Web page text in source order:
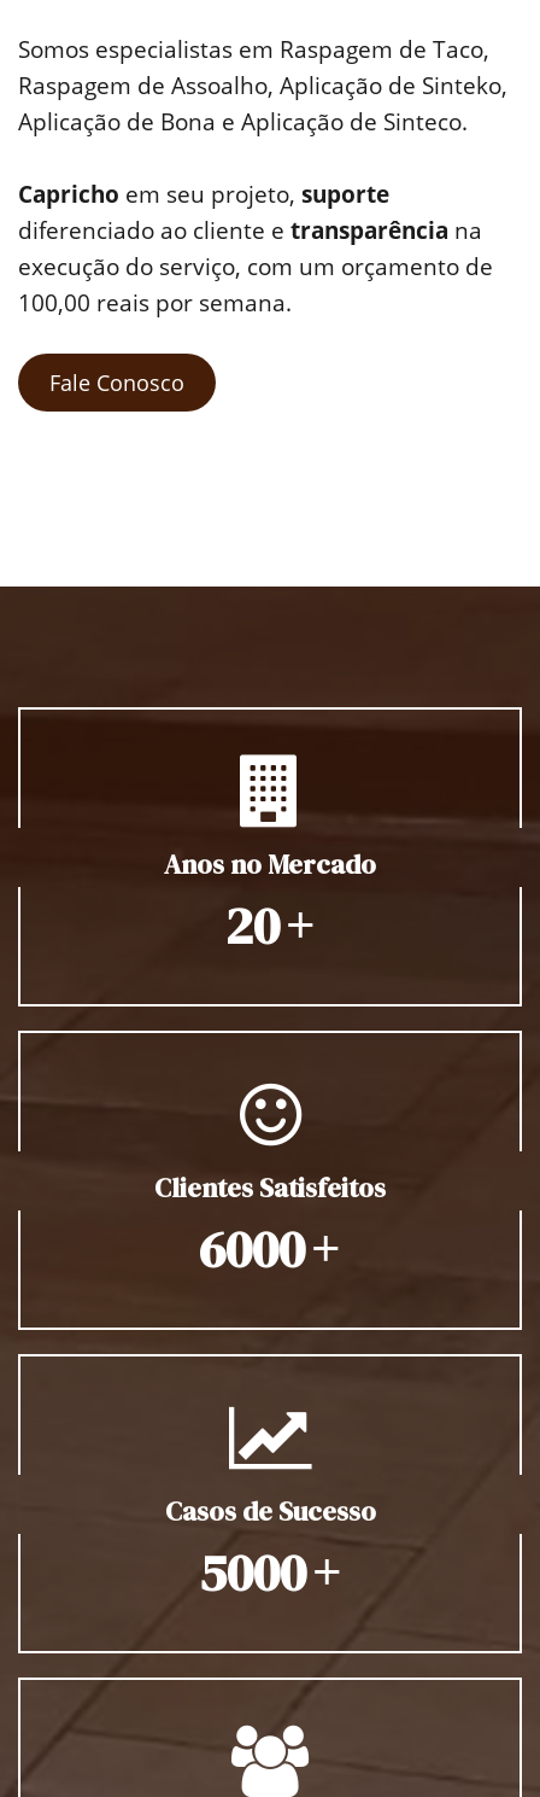
Somos especialistas em Raspagem de Taco,
Raspagem de Assoalho, Aplicação de Sinteko,
Aplicação de Bona e Aplicação de Sinteco.
Capricho em seu projeto, suporte
diferenciado ao cliente e transparência na
execução do serviço, com um orçamento de
100,00 reais por semana.
Fale Conosco
Anos no Mercado
20+
Clientes Satisfeitos
6000+
Casos de Sucesso
5000+